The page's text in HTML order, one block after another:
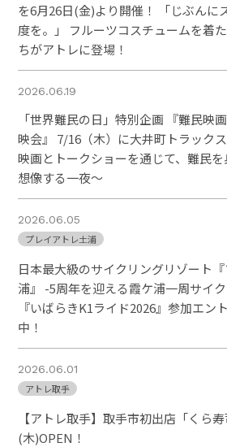
を6月26日(金)より開催！ 「じぶんに
度を。」 フルーツコスチュームを着
ちがアトレに登場！
2026.06.19
「世界難民の日」特別企画 『難民映
映会』 7/16（木）に大井町トラック
映画とトークショーを通じて、難民
想像する一夜～
2026.06.05
プレイアトレ土浦
日本最大級のサイクリングリゾート
浦』 -5周年を迎える霞ケ浦一周サイ
『いばらきK1ライド2026』参加エン
中！
2026.06.01
アトレ取手
【アトレ取手】取手市初出店「くら
(木)OPEN！